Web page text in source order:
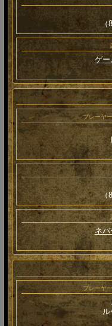
ゲー
プレーヤ
（
ネバ
プレーヤ
ル